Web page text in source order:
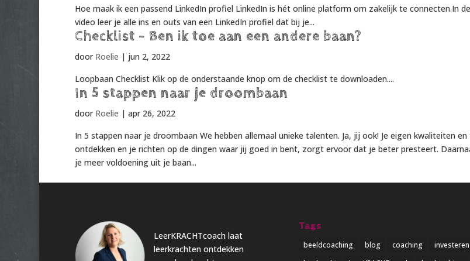
Hoe maak ik een passend LinkedIn profiel LinkedIn is hét online platform om zakelijk te connecten.In
video leer je alle ins en outs van een LinkedIn profiel dat bij je...
Checklist – Ben ik toe aan een andere baan?
door Roelie | jun 2, 2022
Loopbaan Checklist Klik op de onderstaande knop om de checklist te downloaden....
In 5 stappen naar je droombaan
door Roelie | apr 26, 2022
In 5 stappen naar je droombaan We hebben allemaal unieke talenten. Ja, jij ook! Je eigen kwaliteiten
ontdekken en je richten op de dingen waar jij goed in bent, zorgt ervoor dat je beter presteert.
je meer voldoening uit je baan...
LeerKRACHTcoach laat
leerkrachten ontdekken
Tags
beeldcoaching blog coaching
investeren